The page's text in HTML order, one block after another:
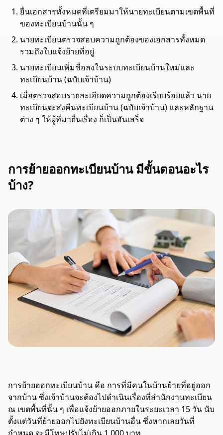
ยื่นเอกสารทั้งหมดที่เตรียมมาให้นายทะเบียนตามเขตพื้นที่
ของทะเบียนบ้านนั้น ๆ
นายทะเบียนตรวจสอบความถูกต้องของเอกสารทั้งหมด
รวมถึงใบแจ้งย้ายที่อยู่
นายทะเบียนเพิ่มชื่อลงในระบบทะเบียนบ้านใหม่และ
ทะเบียนบ้าน (ฉบับเจ้าบ้าน)
เมื่อตรวจสอบรายละเอียดความถูกต้องเรียบร้อยแล้ว นาย
ทะเบียนจะส่งคืนทะเบียนบ้าน (ฉบับเจ้าบ้าน) และหลักฐาน
ต่าง ๆ ให้ผู้ที่มายื่นเรื่อง ก็เป็นอันเสร็จ
การย้ายออกทะเบียนบ้าน มีขั้นตอนอะไร
บ้าง?
การย้ายออกทะเบียนบ้าน คือ การที่มีคนในบ้านย้ายที่อยู่ออก
จากบ้าน ซึ่งเจ้าบ้านจะต้องไปดำเนินเรื่องที่สำนักงานทะเบียน
ณ เขตพื้นที่นั้น ๆ เพื่อแจ้งย้ายออกภายในระยะเวลา 15 วัน นับ
ตั้งแต่วันที่ย้ายออกไปยังทะเบียนบ้านอื่น ซึ่งหากเลยวันที่